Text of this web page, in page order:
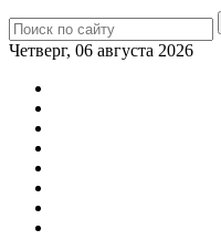
Четверг, 06 августа 2026